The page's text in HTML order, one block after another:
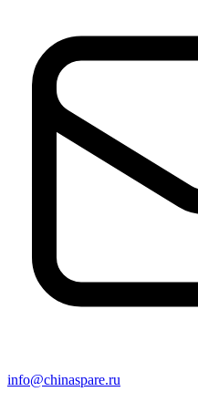
info@chinaspare.ru